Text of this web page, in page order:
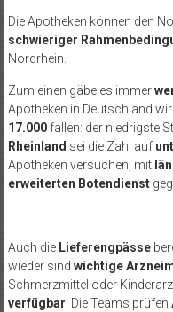
Die Apotheken können den
schwieriger
Nordrhein.
Zum einen gäbe es immer
Apotheken in Deutschland
17.000fallen: der niedrigste
Rheinland sei die Zahl auf
Apotheken versuchen, mit
erweiterten Botendienst
Auch die Lieferengpässe
wieder sind wichtige
Schmerzmittel oder
verfügbar . Die Teams prüfen